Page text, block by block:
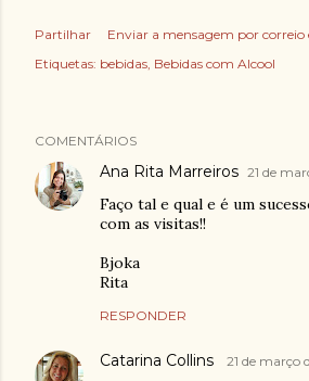
Partilhar
Enviar a mensagem por correio
Etiquetas: bebidas Bebidas com Alcool
COMENTÁRIOS
Ana Rita Marreiros 21 de
Faço tal e qual e é um
com as visitas!!
Bjoka
Rita
RESPONDER
Catarina Collins 21 de março